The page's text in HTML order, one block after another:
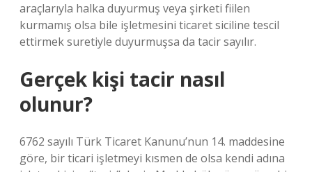
araçlarıyla halka duyurmuş veya şirketi fiilen
kurmamış olsa bile işletmesini ticaret siciline tescil
ettirmek suretiyle duyurmuşsa da tacir sayılır.
Gerçek kişi tacir nasıl
olunur?
6762 sayılı Türk Ticaret Kanunu’nun 14. maddesine
göre, bir ticari işletmeyi kısmen de olsa kendi adına